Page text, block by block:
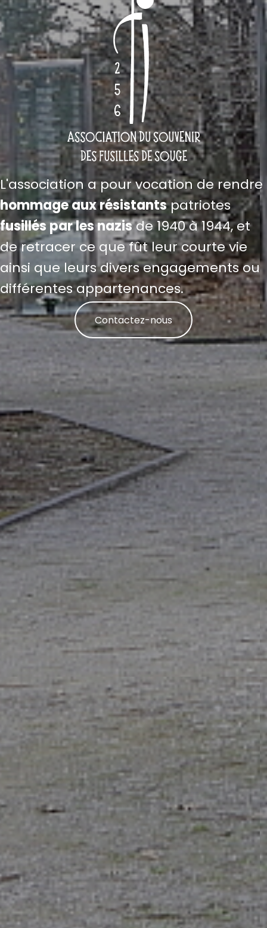
L'association a pour vocation de rendre
hommage aux résistantspatriotes
fusillés par les nazisde 1940 à 1944, et
de retracer ce que fût leur courte vie
ainsi que leurs divers engagements ou
différentes appartenances.
Contactez-nous